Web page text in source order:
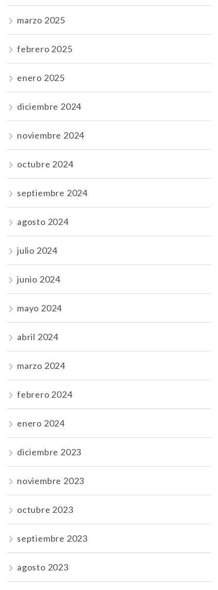
marzo 2025
febrero 2025
enero 2025
diciembre 2024
noviembre 2024
octubre 2024
septiembre 2024
agosto 2024
julio 2024
junio 2024
mayo 2024
abril 2024
marzo 2024
febrero 2024
enero 2024
diciembre 2023
noviembre 2023
octubre 2023
septiembre 2023
agosto 2023